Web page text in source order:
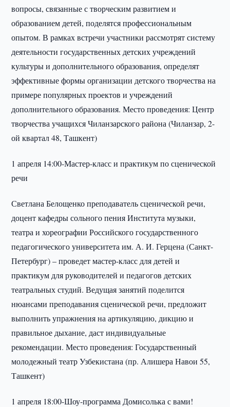
вопросы, связанные с творческим развитием и
образованием детей, поделятся профессиональным
опытом. В рамках встречи участники рассмотрят систему
деятельности государственных детских учреждений
культуры и дополнительного образования, определят
эффективные формы организации детского творчества на
примере популярных проектов и учреждений
дополнительного образования. Место проведения: Центр
творчества учащихся Чиланзарского района (Чиланзар, 2-
ой квартал 48, Ташкент)
1 апреля 14:00-Мастер-класс и практикум по сценической
речи
Светлана Белощенко преподаватель сценической речи,
доцент кафедры сольного пения Института музыки,
театра и хореографии Российского государственного
педагогического университета им. А. И. Герцена (Санкт-
Петербург) – проведет мастер-класс для детей и
практикум для руководителей и педагогов детских
театральных студий. Ведущая занятий поделится
нюансами преподавания сценической речи, предложит
выполнить упражнения на артикуляцию, дикцию и
правильное дыхание, даст индивидуальные
рекомендации. Место проведения: Государственный
молодежный театр Узбекистана (пр. Алишера Навои 55,
Ташкент)
1 апреля 18:00-Шоу-программа Домисолька с вами!